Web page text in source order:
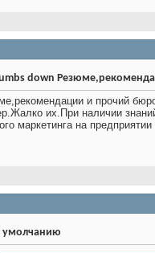
и прочий
их.При наличии
маркетинга на